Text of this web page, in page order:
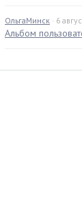
ОльгаМинск · 6
Альбом